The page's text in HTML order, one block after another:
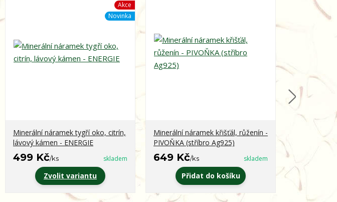
Akce
Novinka
Minerální náramek tygří oko, citrín,
lávový kámen - ENERGIE
499 Kč/ks skladem
Zvolit variantu
Minerální náramek křišťál, růženín -
PIVOŇKA (stříbro Ag925)
649 Kč/ks skladem
Přidat do košíku
obsidián -